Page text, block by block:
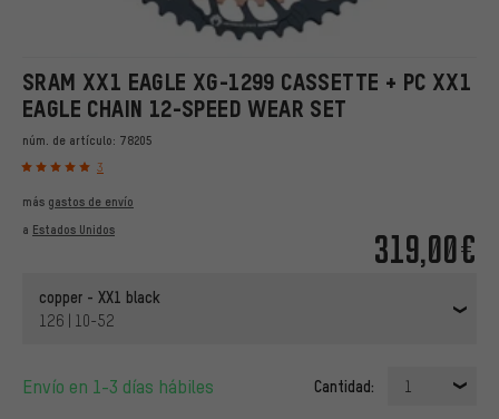
SRAM XX1 EAGLE XG-1299 CASSETTE + PC XX1
EAGLE CHAIN 12-SPEED WEAR SET
núm. de artículo: 78205
3
319,00€
más gastos de envío
a Estados Unidos
copper - XX1 black
126 | 10-52
Envío en 1-3 días hábiles Cantidad: 1